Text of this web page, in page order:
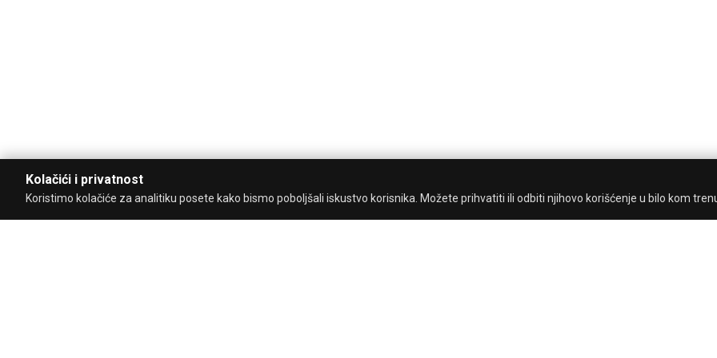
Kolačići i privatnost
Koristimo kolačiće za analitiku posete kako bismo poboljšali iskustvo korisnika. Možete prihvatiti ili odbiti njihovo korišćenje u bilo kom